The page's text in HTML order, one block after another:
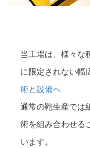
当工場は、様々な
に限定されない幅
術と設備へ
通常の鞄生産では
術を組み合わせる
います。